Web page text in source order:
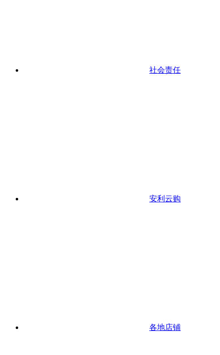
社会责任
安利云购
各地店铺